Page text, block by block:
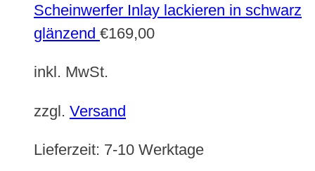
Scheinwerfer Inlay lackieren in schwarz
glänzend €169,00
inkl. MwSt.
zzgl. Versand
Lieferzeit: 7-10 Werktage